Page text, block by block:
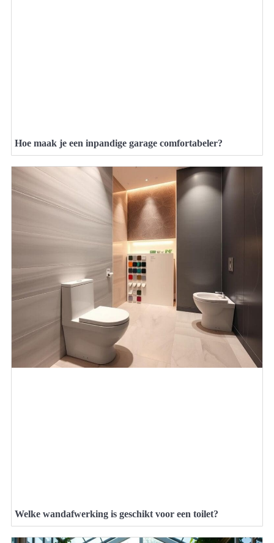
Hoe maak je een inpandige garage comfortabeler?
Welke wandafwerking is geschikt voor een toilet?